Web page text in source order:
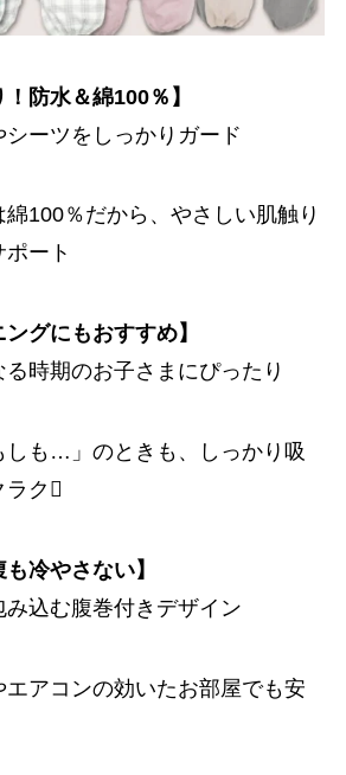
防水＆綿100％】
ーツをしっかりガード
100％だから、やさしい肌触り
ート
ングにもおすすめ】
時期のお子さまにぴったり
しも…」のときも、しっかり吸
ラク
冷やさない】
込む腹巻付きデザイン
アコンの効いたお部屋でも安